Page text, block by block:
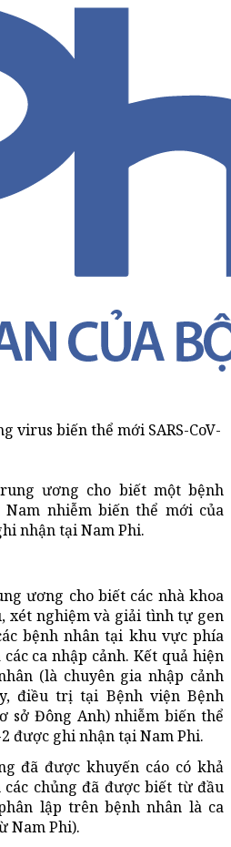
virus biến thể mới SARS-CoV-
ương cho biết một bệnh
Nam nhiễm biến thể mới của
nhận tại Nam Phi.
ương cho biết các nhà khoa
xét nghiệm và giải tình tự gen
bệnh nhân tại khu vực phía
ca nhập cảnh. Kết quả hiện
(là chuyên gia nhập cảnh
điều trị tại Bệnh viện Bệnh
sở Đông Anh) nhiễm biến thể
được ghi nhận tại Nam Phi.
đã được khuyến cáo có khả
chủng đã được biết từ đầu
lập trên bệnh nhân là ca
Nam Phi).